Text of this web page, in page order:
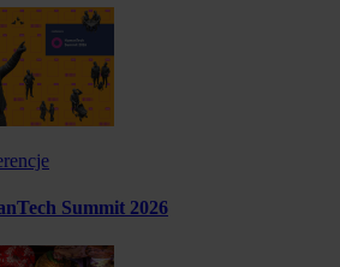
Summit 2026